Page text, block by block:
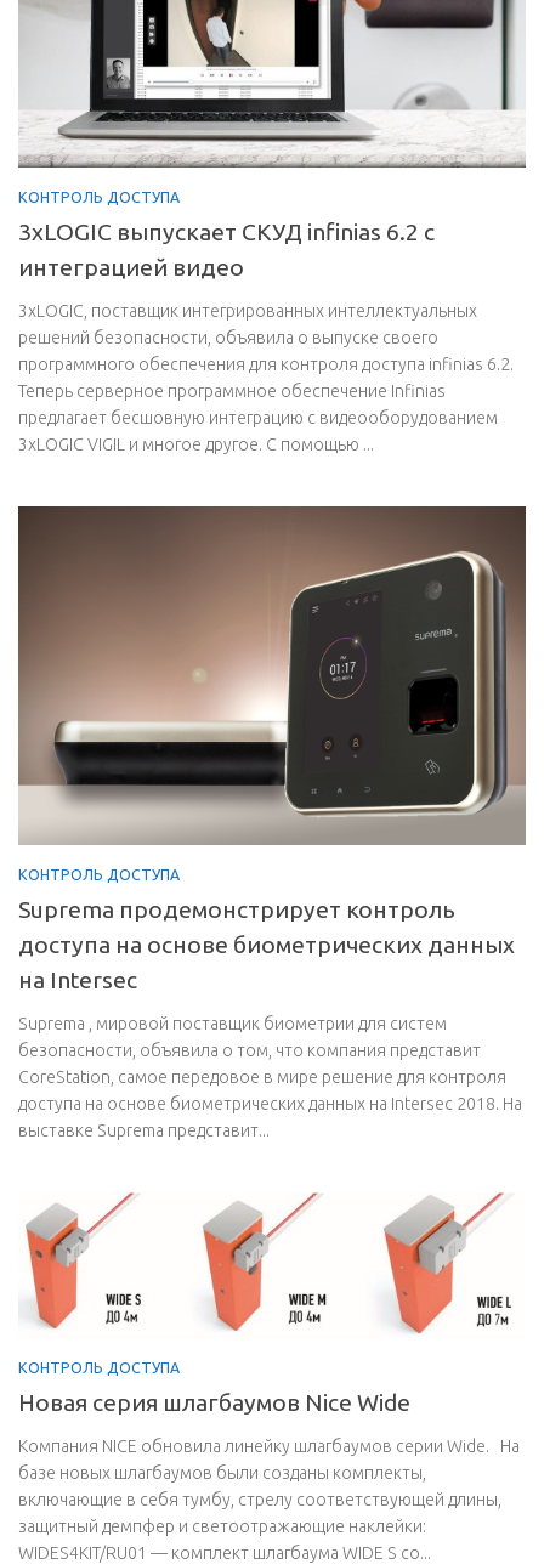
КОНТРОЛЬ ДОСТУПА
3xLOGIC выпускает СКУД infinias 6.2 с
интеграцией видео
3xLOGIC, поставщик интегрированных интеллектуальных
решений безопасности, объявила о выпуске своего
программного обеспечения для контроля доступа infinias 6.2.
Теперь серверное программное обеспечение Infinias
предлагает бесшовную интеграцию с видеооборудованием
3xLOGIC VIGIL и многое другое. С помощью ...
КОНТРОЛЬ ДОСТУПА
Suprema продемонстрирует контроль
доступа на основе биометрических данных
на Intersec
Suprema , мировой поставщик биометрии для систем
безопасности, объявила о том, что компания представит
CoreStation, самое передовое в мире решение для контроля
доступа на основе биометрических данных на Intersec 2018. На
выставке Suprema представит...
КОНТРОЛЬ ДОСТУПА
Новая серия шлагбаумов Nice Wide
Компания NICE обновила линейку шлагбаумов серии Wide. На
базе новых шлагбаумов были созданы комплекты,
включающие в себя тумбу, стрелу соответствующей длины,
защитный демпфер и светоотражающие наклейки:
WIDES4KIT/RU01 — комплект шлагбаума WIDE S со...